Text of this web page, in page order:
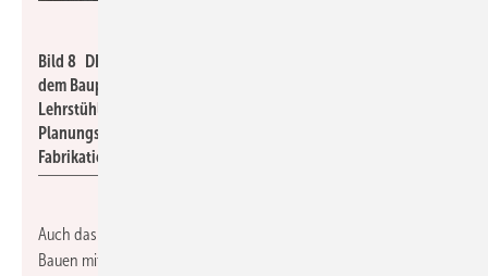
Bild 8 DFAB House auf der obersten Plattformen des NEST. Bei
dem Bauprojekt im Realmaßstab haben Forschende von acht
Lehrstühlen der ETH Zürich mit Branchenexperten und
Planungsfachleuten erforscht und getestet, wie die digitale
Fabrikation den Entwurfs- und Bauprozess verändern kann.
Auch das Hochlohnland Schweiz forciert digitales Planen und
Bauen mit Robotern und 3D-Druckern. Schwerpunkt der